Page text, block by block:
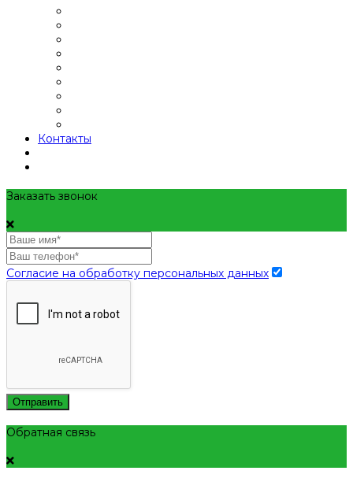
Контакты
Заказать звонок
Согласие на обработку персональных данных
Отправить
Обратная связь